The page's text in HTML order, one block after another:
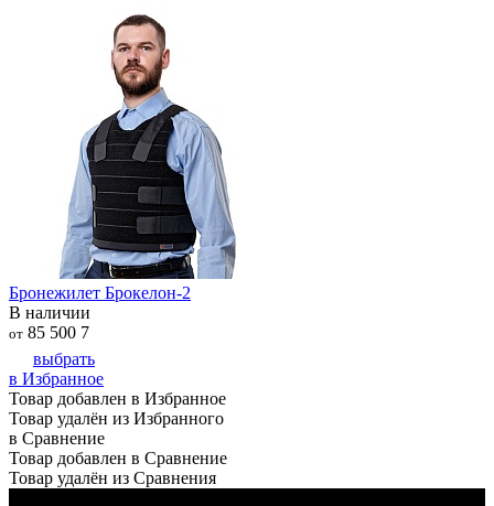
Бронежилет Брокелон-2
В наличии
от 85 500 7
выбрать
в Избранное
Товар добавлен в Избранное
Товар удалён из Избранного
в Сравнение
Товар добавлен в Сравнение
Товар удалён из Сравнения